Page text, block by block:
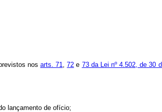
nos arts. 71,72 e 73 da Lei nº 4.502, de 30
lançamento de ofício;